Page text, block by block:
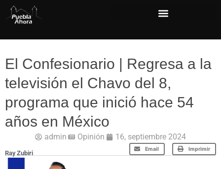
El Confesionario | Regresa a la
televisión el Chavo del 8,
programa que inició hace 54
años en México
admin Opinión 16, septiembre 2024
Email Imprimir
Ray Zubiri